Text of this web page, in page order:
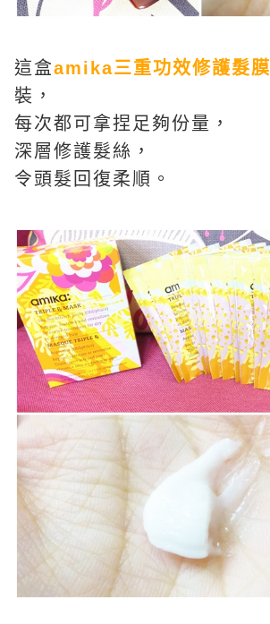
這盒amika三重功效修護髮膜
裝，
每次都可拿捏足夠份量，
深層修護髮絲，
令頭髮回復柔順。